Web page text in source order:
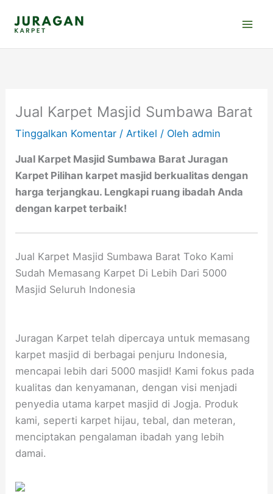
Jual Karpet Masjid Sumbawa Barat
Tinggalkan Komentar /Artikel / Olehadmin
Jual Karpet Masjid Sumbawa Barat Juragan
Karpet Pilihan karpet masjid berkualitas dengan
harga terjangkau. Lengkapi ruang ibadah Anda
dengan karpet terbaik!
Jual Karpet Masjid Sumbawa Barat Toko Kami
Sudah Memasang Karpet Di Lebih Dari 5000
Masjid Seluruh Indonesia
Juragan Karpet telah dipercaya untuk memasang
karpet masjid di berbagai penjuru Indonesia,
mencapai lebih dari 5000 masjid! Kami fokus pada
kualitas dan kenyamanan, dengan visi menjadi
penyedia utama karpet masjid di Jogja. Produk
kami, seperti karpet hijau, tebal, dan meteran,
menciptakan pengalaman ibadah yang lebih
damai.